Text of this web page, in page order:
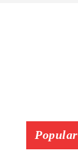
Popular